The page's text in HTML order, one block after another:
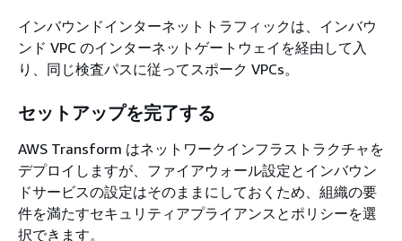
インバウンドインターネットトラフィックは、インバウ
ンド VPC のインターネットゲートウェイを経由して入
り、同じ検査パスに従ってスポーク VPCs。
セットアップを完了する
AWS Transform はネットワークインフラストラクチャを
デプロイしますが、ファイアウォール設定とインバウン
ドサービスの設定はそのままにしておくため、組織の要
件を満たすセキュリティアプライアンスとポリシーを選
択できます。